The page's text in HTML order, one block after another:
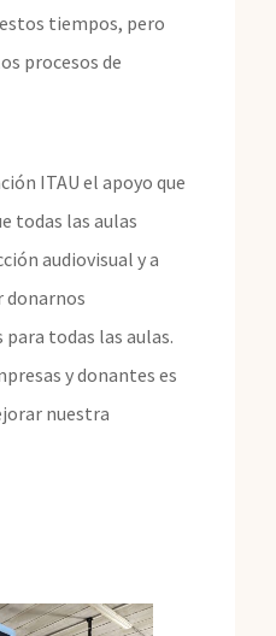
tiempos, pero
procesos de
ITAU el apoyo que
todas las aulas
audiovisual y a
donarnos
todas las aulas.
y donantes es
nuestra